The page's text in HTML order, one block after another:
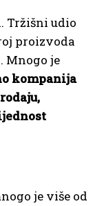
Tržišni udio
proizvoda
je
kompanija
je više od